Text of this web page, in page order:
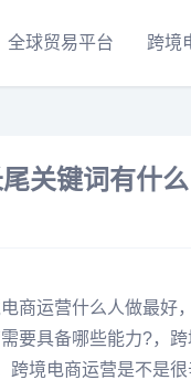
全球贸易平台 跨境
关键词有什么
商运营什么人做最
要具备哪些能力?，
跨境电商运营是不是很